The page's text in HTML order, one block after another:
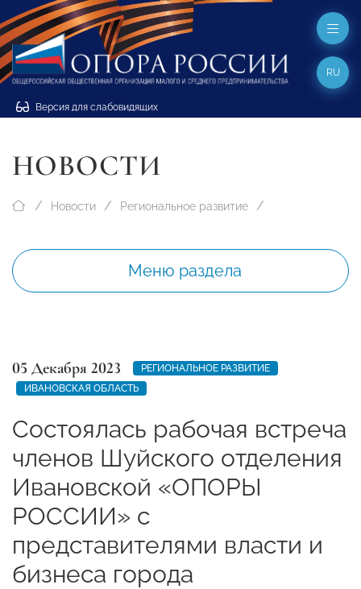
Версия для слабовидящих
RU
НОВОСТИ
Новости Региональное развитие
Меню раздела
05 Декабря 2023
РЕГИОНАЛЬНОЕ РАЗВИТИЕ
ИВАНОВСКАЯ ОБЛАСТЬ
Состоялась рабочая встреча
членов Шуйского отделения
Ивановской «ОПОРЫ
РОССИИ» с
представителями власти и
бизнеса города